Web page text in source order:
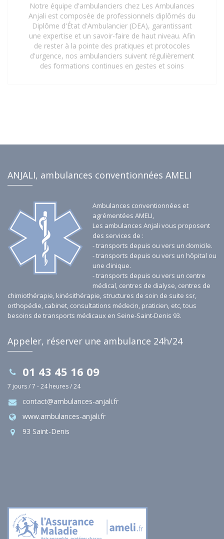
Notre équipe d'ambulanciers chez Les Ambulances
Anjali est composée de professionnels diplômés du
Diplôme d'État d'Ambulancier (DEA), garantissant
une expertise et un savoir-faire de haut niveau. Afin
de rester à la pointe des pratiques et protocoles
d'urgence, nos ambulanciers suivent régulièrement
des formations continues en gestes et soins
ANJALI, ambulances conventionnées AMELI
Ambulances conventionnées et
agrémentées AMELI,
Les ambulances Anjali vous proposent
des services de :
- transports depuis ou vers un domicile.
- transports depuis ou vers un hôpital ou
une clinique.
- transports depuis ou vers un centre
médical, centres de dialyse, centres de
chimiothérapie, kinésithérapie, structures de soin de suite ssr,
orthopédie, cabinet, consultations médecin, praticien, etc, tous
besoins de transports médicaux en Seine-Saint-Denis 93.
Appeler, réserver une ambulance 24h/24
01 43 45 16 09
7 jours / 7 - 24 heures / 24
contact@ambulances-anjali.fr
www.ambulances-anjali.fr
93 Saint-Denis